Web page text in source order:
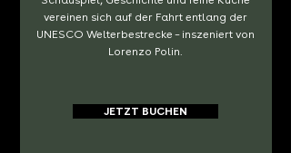
vereinen sich auf der Fahrt entlang der
UNESCO Welterbestrecke – inszeniert von
Lorenzo Polin.
JETZT BUCHEN